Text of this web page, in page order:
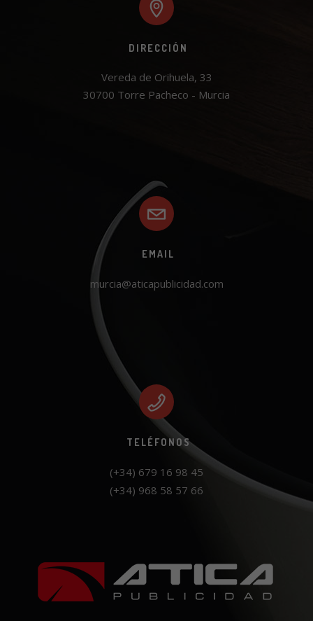
DIRECCIÓN
Vereda de Orihuela, 33
30700 Torre Pacheco - Murcia
EMAIL
murcia@aticapublicidad.com
TELÉFONOS
(+34) 968 58 57 66